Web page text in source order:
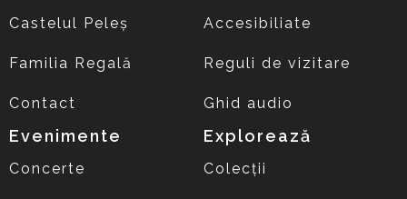
Castelul Peleș
Familia Regală
Contact
Accesibiliate
Reguli de vizitare
Ghid audio
Evenimente
Concerte
Explorează
Colecții